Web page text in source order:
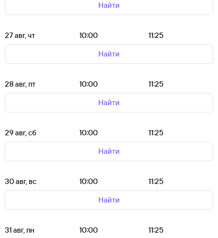
Найти
27 авг, чт 10:00
11:25
Найти
28 авг, пт 10:00
11:25
Найти
29 авг, сб 10:00
11:25
Найти
30 авг, вс 10:00
11:25
Найти
31 авг, пн 10:00
11:25